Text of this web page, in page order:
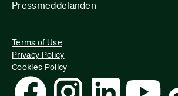
Pressmeddelanden
Terms of Use
Privacy Policy
Cookies Policy